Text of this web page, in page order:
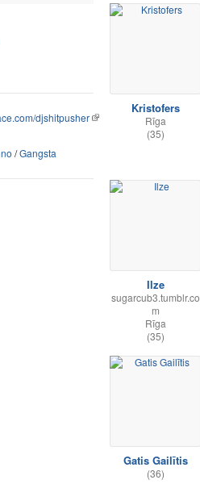
djshitpusher
/Gangsta
Kristofers
Rīga
(35)
Ilze
sugarcub3.tumblr.co
m
Rīga
(35)
Gatis Gailītis
(36)